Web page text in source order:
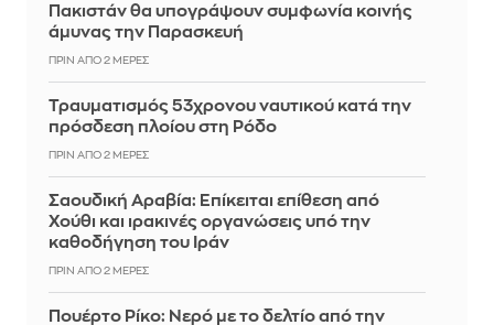
Πακιστάν θα υπογράψουν συμφωνία κοινής
άμυνας την Παρασκευή
ΠΡΙΝ ΑΠΌ 2 ΜΈΡΕΣ
Τραυματισμός 53χρονου ναυτικού κατά την
πρόσδεση πλοίου στη Ρόδο
ΠΡΙΝ ΑΠΌ 2 ΜΈΡΕΣ
Σαουδική Αραβία: Επίκειται επίθεση από
Χούθι και ιρακινές οργανώσεις υπό την
καθοδήγηση του Ιράν
ΠΡΙΝ ΑΠΌ 2 ΜΈΡΕΣ
Πουέρτο Ρίκο: Νερό με το δελτίο από την